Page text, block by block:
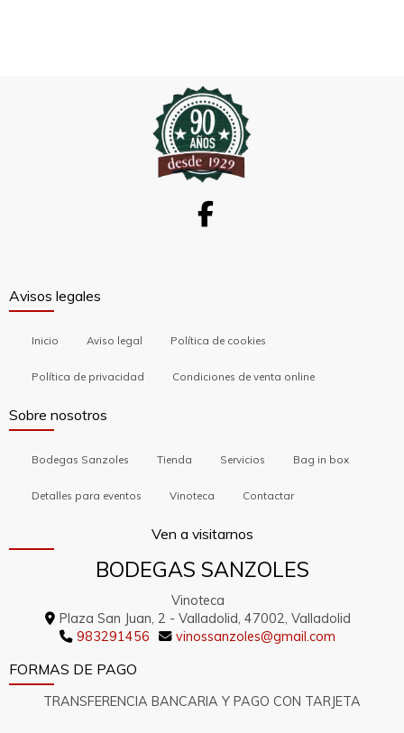
Avisos legales
Inicio Aviso legal Política de cookies
Política de privacidad Condiciones de venta online
Sobre nosotros
Bodegas Sanzoles Tienda Servicios Bag in box
Detalles para eventos Vinoteca Contactar
Ven a visitarnos
BODEGAS SANZOLES
Vinoteca
Plaza San Juan, 2 - Valladolid, 47002, Valladolid
983291456
vinossanzoles gmail.com
FORMAS DE PAGO
TRANSFERENCIA BANCARIA Y PAGO CON TARJETA